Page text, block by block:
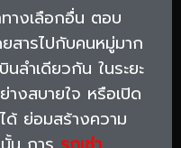
างเลือกอื่น ตอบ
สารไปกับคนหมู่มาก
ลำเดียวกัน ในระยะ
งสบายใจ หรือเปิด
ด้ ย่อมสร้างความ